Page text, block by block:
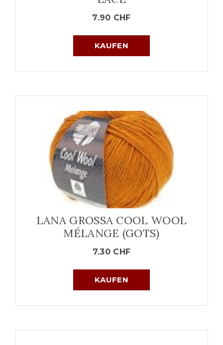
7.90 CHF
KAUFEN
LANA GROSSA COOL WOOL
MÉLANGE (GOTS)
7.30 CHF
KAUFEN